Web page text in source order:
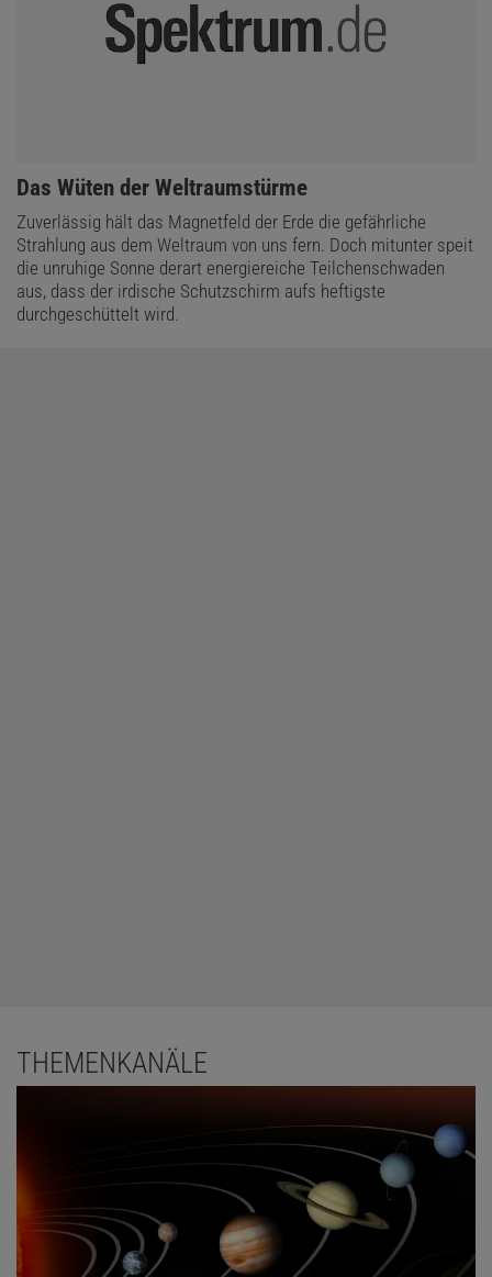
:
Das Wüten der Weltraumstürme
Zuverlässig hält das Magnetfeld der Erde die gefährliche
Strahlung aus dem Weltraum von uns fern. Doch mitunter speit
die unruhige Sonne derart energiereiche Teilchenschwaden
aus, dass der irdische Schutzschirm aufs heftigste
durchgeschüttelt wird.
THEMENKANÄLE